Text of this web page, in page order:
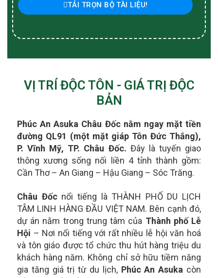
TẢI TRỌN BỘ TÀI LIỆU!
VỊ TRÍ ĐỘC TÔN - GIÁ TRỊ ĐỘC
BẢN
Phúc An Asuka Châu Đốc nằm ngay mặt tiền
đường QL91 (một mặt giáp Tôn Đức Thắng),
P. Vĩnh Mỹ, TP. Châu Đốc. Đây là tuyến giao
thông xương sống nối liền 4 tỉnh thành gồm:
Cần Thơ – An Giang – Hậu Giang – Sóc Trăng.
Châu Đốcnổi tiếng là THÀNH PHỐ DU LỊCH
TÂM LINH HÀNG ĐẦU VIỆT NAM. Bên cạnh đó,
dự án nằm trong trung tâm của Thành phố Lễ
Hội – Nơi nổi tiếng với rất nhiều lễ hội văn hoá
và tôn giáo được tổ chức thu hút hàng triệu du
khách hàng năm. Không chỉ sở hữu tiềm năng
gia tăng giá trị từ du lịch, Phúc An Asuka còn